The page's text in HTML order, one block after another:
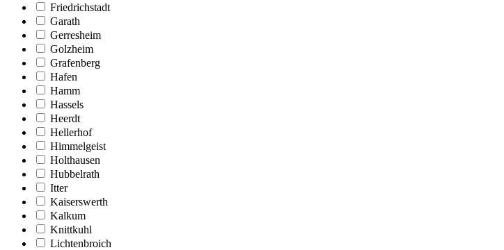
Friedrichstadt
Garath
Gerresheim
Golzheim
Grafenberg
Hafen
Hamm
Hassels
Heerdt
Hellerhof
Himmelgeist
Holthausen
Hubbelrath
Itter
Kaiserswerth
Kalkum
Knittkuhl
Lichtenbroich